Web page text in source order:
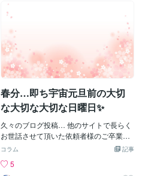
じていること」それは大きな夢ではない
かもしれません。むしろ逆です。多くの
場合それは、静かな違和感として現れま
す。・本当は続けたくない習慣・本当は
会いたくない人・本当はやりたくない仕
事魂は、大きな声では語りません。た
だ、小さな違和感として何度もサインを
送っています。だから今日だけ、少しだ
け静かな時間を作ってみてください。特
別な儀式は必要ありません。ただ、
皆さん、お一人お一人が エネルギーを活
性化し 輝いていけますように・・♡ 皆さ
んの笑顔とお幸せを 祈っています♡ 数秘
術×九星気学×四柱推命 スピリチュアル
春分…即ち宇宙元旦前の大切
な大切な大切な日曜日✨
久々のブログ投稿… 他のサイトで長らく
お世話させて頂いた依頼者様のご卒業に
際し、 ヒーリングの総仕上げでブログを
できて、初めての日曜日を迎え、 ホッと
記事
コラム
5